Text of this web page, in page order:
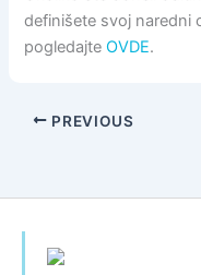
definišete svoj naredni
pogledajteOVDE.
PREVIOUS